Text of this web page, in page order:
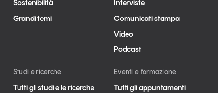
Sostenibilità
Grandi temi
Interviste
Comunicati stampa
Video
Podcast
Studi e ricerche
Tutti gli studi e le ricerche
Eventi e formazione
Tutti gli appuntamenti